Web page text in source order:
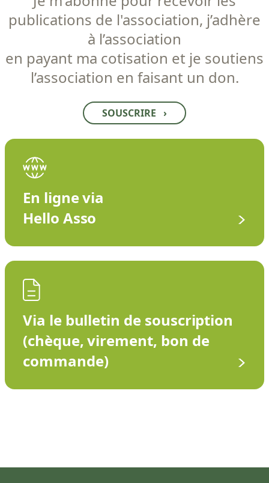
publications de l'association, j’adhère
à l’association
en payant ma cotisation et je soutiens
l’association en faisant un don.
SOUSCRIRE ›
En ligne via
Hello Asso
Via le bulletin de souscription
(chèque, virement, bon de
commande)